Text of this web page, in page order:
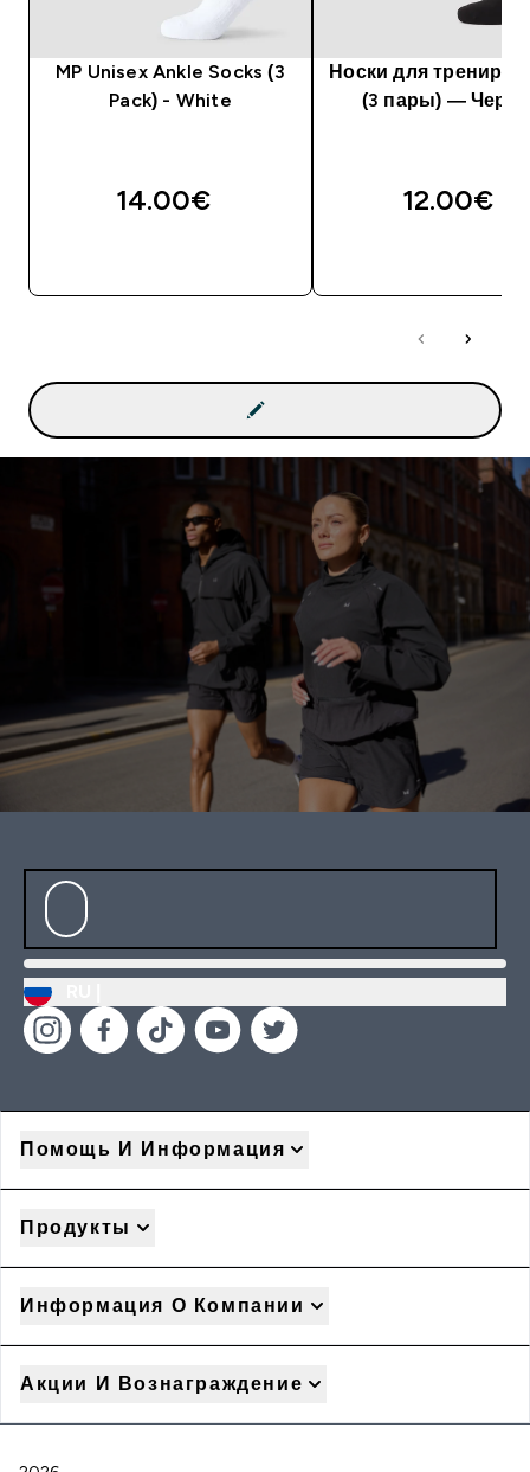
MP Unisex Ankle Socks (3
Pack) - White
14.00€‎
Носки для
(3 пары) —
12.00€‎
Помощь И Информация
Продукты
Информация О Компании
Акции И Вознаграждение